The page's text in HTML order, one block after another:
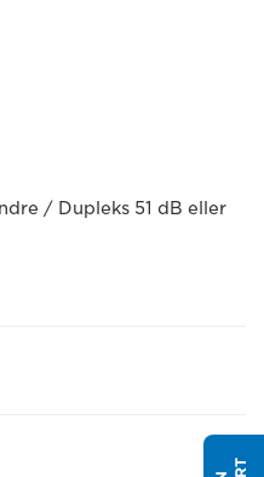
/ Dupleks 51 dB eller